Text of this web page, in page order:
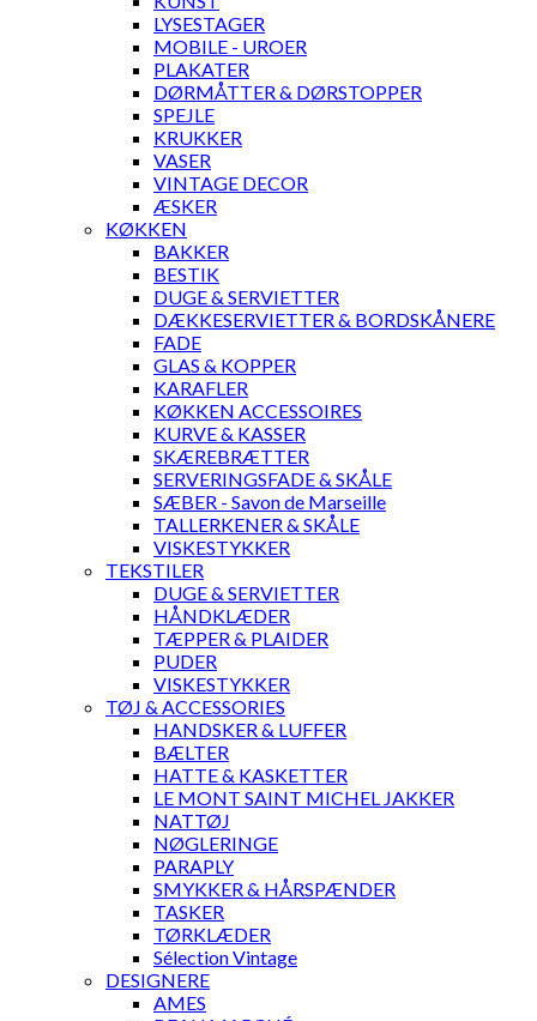
LYSESTAGER
MOBILE - UROER
PLAKATER
DØRMÅTTER & DØRSTOPPER
SPEJLE
KRUKKER
VASER
VINTAGE DECOR
ÆSKER
KØKKEN
BAKKER
BESTIK
DUGE & SERVIETTER
DÆKKESERVIETTER & BORDSKÅNERE
FADE
GLAS & KOPPER
KARAFLER
KØKKEN ACCESSOIRES
KURVE & KASSER
SKÆREBRÆTTER
SERVERINGSFADE & SKÅLE
SÆBER - Savon de Marseille
TALLERKENER & SKÅLE
VISKESTYKKER
TEKSTILER
DUGE & SERVIETTER
HÅNDKLÆDER
TÆPPER & PLAIDER
PUDER
VISKESTYKKER
TØJ & ACCESSORIES
HANDSKER & LUFFER
BÆLTER
HATTE & KASKETTER
LE MONT SAINT MICHEL JAKKER
NATTØJ
NØGLERINGE
PARAPLY
SMYKKER & HÅRSPÆNDER
TASKER
TØRKLÆDER
Sélection Vintage
DESIGNERE
AMES